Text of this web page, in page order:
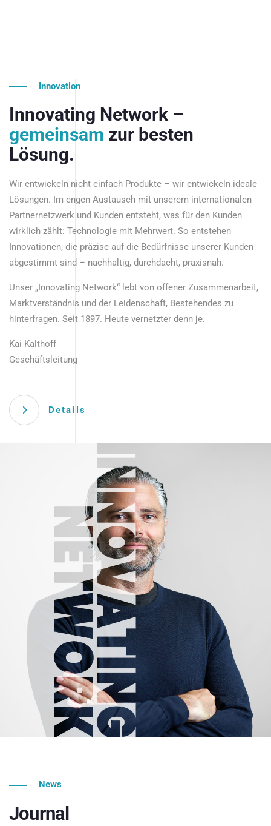
Innovation
Innovating Network –
gemeinsam zur besten
Lösung.
Wir entwickeln nicht einfach Produkte – wir entwickeln ideale
Lösungen. Im engen Austausch mit unserem internationalen
Partnernetzwerk und Kunden entsteht, was für den Kunden
wirklich zählt: Technologie mit Mehrwert. So entstehen
Innovationen, die präzise auf die Bedürfnisse unserer Kunden
abgestimmt sind – nachhaltig, durchdacht, praxisnah.
Unser „Innovating Network“ lebt von offener Zusammenarbeit,
Marktverständnis und der Leidenschaft, Bestehendes zu
hinterfragen. Seit 1897. Heute vernetzter denn je.
Kai Kalthoff
Geschäftsleitung
Details
News
Journal